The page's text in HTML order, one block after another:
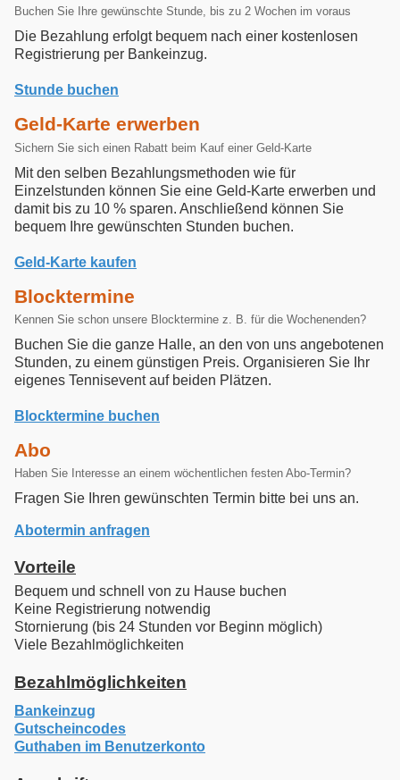
Buchen Sie Ihre gewünschte Stunde, bis zu 2 Wochen im voraus
Die Bezahlung erfolgt bequem nach einer kostenlosen
Registrierung per Bankeinzug.
Stunde buchen
Geld-Karte erwerben
Sichern Sie sich einen Rabatt beim Kauf einer Geld-Karte
Mit den selben Bezahlungsmethoden wie für
Einzelstunden können Sie eine Geld-Karte erwerben und
damit bis zu 10 % sparen. Anschließend können Sie
bequem Ihre gewünschten Stunden buchen.
Geld-Karte kaufen
Blocktermine
Kennen Sie schon unsere Blocktermine z. B. für die Wochenenden?
Buchen Sie die ganze Halle, an den von uns angebotenen
Stunden, zu einem günstigen Preis. Organisieren Sie Ihr
eigenes Tennisevent auf beiden Plätzen.
Blocktermine buchen
Abo
Haben Sie Interesse an einem wöchentlichen festen Abo-Termin?
Fragen Sie Ihren gewünschten Termin bitte bei uns an.
Abotermin anfragen
Vorteile
Bequem und schnell von zu Hause buchen
Keine Registrierung notwendig
Stornierung (bis 24 Stunden vor Beginn möglich)
Viele Bezahlmöglichkeiten
Bezahlmöglichkeiten
Bankeinzug
Gutscheincodes
Guthaben im Benutzerkonto